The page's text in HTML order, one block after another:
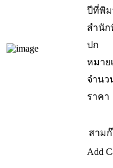
ปีที่พิ
สำนั
ปก
หมาย
จำนว
ราคา
สาม
Add